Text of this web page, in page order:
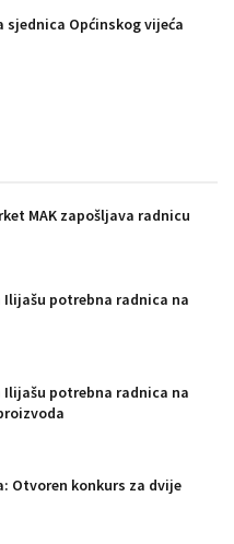
sjednica Općinskog vijeća
MAK zapošljava radnicu
Ilijašu potrebna radnica na
Ilijašu potrebna radnica na
Otvoren konkurs za dvije